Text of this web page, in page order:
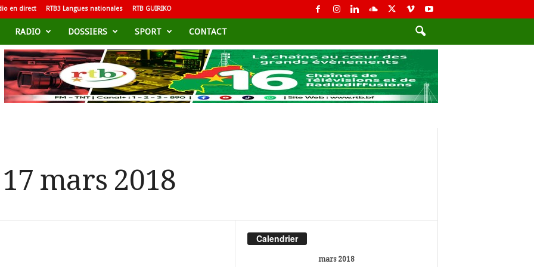
en direct RTB3 Langues nationales RTB GUIRIKO
RADIO DOSSIERS SPORT CONTACT
mars 2018
Calendrier
mars 2018